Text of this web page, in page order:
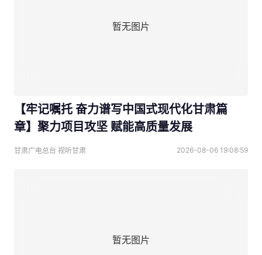
暂无图片
【牢记嘱托 奋力谱写中国式现代化甘肃篇
章】聚力项目攻坚 赋能高质量发展
甘肃广电总台 视听甘肃 2026-08-06 19:08:59
暂无图片